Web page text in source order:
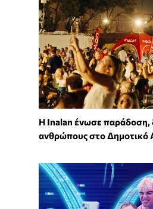
Η Inalan ένωσε παράδοση,
ανθρώπους στο Δημοτικό